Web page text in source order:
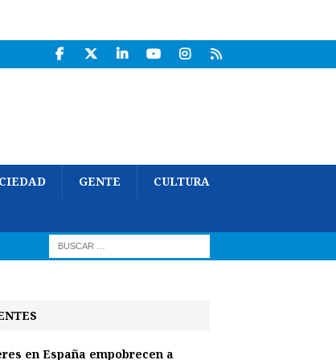
GENTE CULTURA
en España empobrecen a